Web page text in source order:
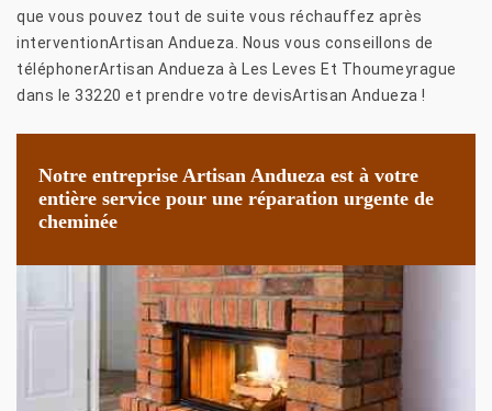
que vous pouvez tout de suite vous réchauffez après
interventionArtisan Andueza. Nous vous conseillons de
téléphonerArtisan Andueza à Les Leves Et Thoumeyrague
dans le 33220 et prendre votre devisArtisan Andueza !
Notre entreprise Artisan Andueza est à votre
entière service pour une réparation urgente de
cheminée